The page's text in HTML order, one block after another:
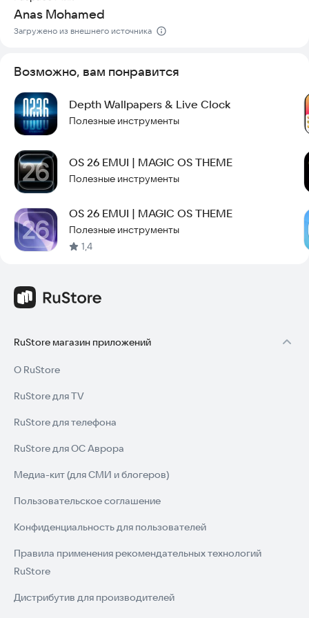
увидеть разницу в дизайне и удобстве своего смартфона.
Anas Mohamed
Загружено из внешнего источника
Возможно, вам понравится
Depth Wallpapers & Live Clock
Полезные инструменты
OS 26 EMUI | MAGIC OS THEME
Полезные инструменты
OS 26 EMUI | MAGIC OS THEME
Полезные инструменты
1,4
RuStore магазин приложений
О RuStore
RuStore для TV
RuStore для телефона
RuStore для ОС Аврора
Медиа-кит (для СМИ и блогеров)
Пользовательское соглашение
Конфиденциальность для пользователей
Правила применения рекомендательных технологий
RuStore
Дистрибутив для производителей